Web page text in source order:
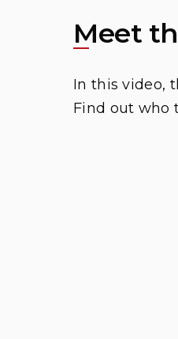
Meet
In this video,
Find out who